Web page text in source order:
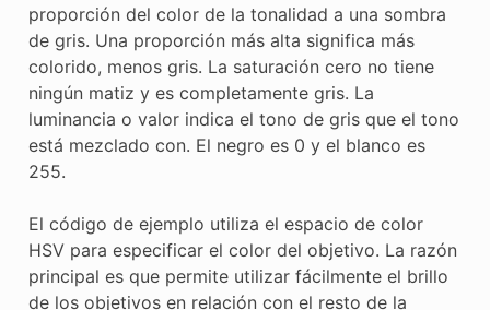
proporción del color de la tonalidad a una sombra
de gris. Una proporción más alta significa más
colorido, menos gris. La saturación cero no tiene
ningún matiz y es completamente gris. La
luminancia o valor indica el tono de gris que el tono
está mezclado con. El negro es 0 y el blanco es
255.
El código de ejemplo utiliza el espacio de color
HSV para especificar el color del objetivo. La razón
principal es que permite utilizar fácilmente el brillo
de los objetivos en relación con el resto de la